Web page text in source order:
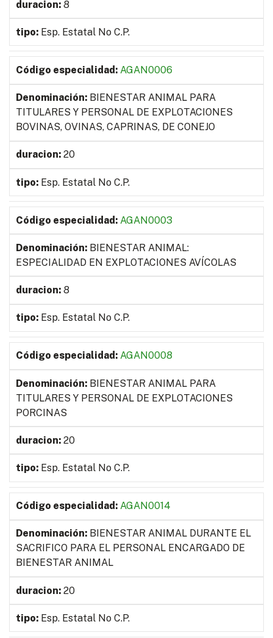
8
Esp. Estatal No C.P.
AGAN0006
BIENESTAR ANIMAL PARA
TITULARES Y PERSONAL DE EXPLOTACIONES
BOVINAS, OVINAS, CAPRINAS, DE CONEJO
20
Esp. Estatal No C.P.
AGAN0003
BIENESTAR ANIMAL:
ESPECIALIDAD EN EXPLOTACIONES AVÍCOLAS
8
Esp. Estatal No C.P.
AGAN0008
BIENESTAR ANIMAL PARA
TITULARES Y PERSONAL DE EXPLOTACIONES
PORCINAS
20
Esp. Estatal No C.P.
AGAN0014
BIENESTAR ANIMAL DURANTE EL
SACRIFICO PARA EL PERSONAL ENCARGADO DE
BIENESTAR ANIMAL
20
Esp. Estatal No C.P.